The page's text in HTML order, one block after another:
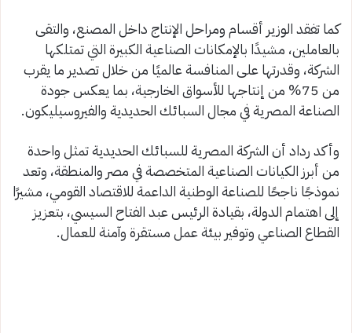
كما تفقد الوزير أقسام ومراحل الإنتاج داخل المصنع، والتقى
بالعاملين، مشيدًا بالإمكانات الصناعية الكبيرة التي تمتلكها
الشركة، وقدرتها على المنافسة عالميًا من خلال تصدير ما يقرب
من 75% من إنتاجها للأسواق الخارجية، بما يعكس جودة
الصناعة المصرية في مجال السبائك الحديدية والفيروسيليكون.
وأكد رداد أن الشركة المصرية للسبائك الحديدية تمثل واحدة
من أبرز الكيانات الصناعية المتخصصة في مصر والمنطقة، وتعد
نموذجًا ناجحًا للصناعة الوطنية الداعمة للاقتصاد القومي، مشيرًا
إلى اهتمام الدولة، بقيادة الرئيس عبد الفتاح السيسي، بتعزيز
القطاع الصناعي وتوفير بيئة عمل مستقرة وآمنة للعمال.